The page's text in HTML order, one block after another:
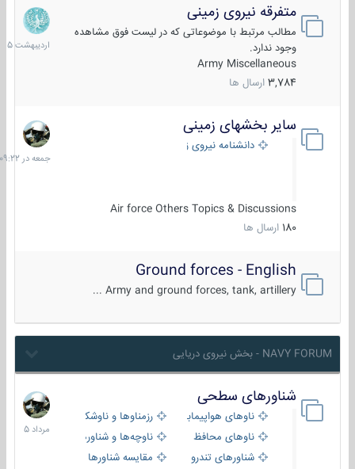
متفرقه نیروی زمینی
مطالب مرتبط با موضوعاتی که در لیست فوق مشاهده
وجود ندارد.
Army Miscellaneous
3,784 ارسال ها
27
1405
سایر بخشهای زمینی
دانشنامه نیروی زمینی
Air force Others Topics & Discussions
180 ارسال ها
جمعه
در
09:22
Ground forces - English
Army and ground forces, tank, artillery ...
NAVY FORUM - بخش نیروی دریایی
شناورهای سطحی
ناوهای هواپیمابر و بالگرد بررزمناوها و ناوشکن‌ها
ناوهای محافظ
ناوچه‌ها و شناورهای گشتی
شناورهای تندرو
مقایسه شناورها
2
مرداد
1405